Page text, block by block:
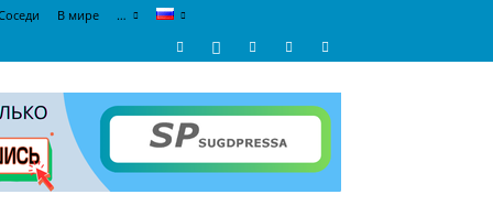
В мире …